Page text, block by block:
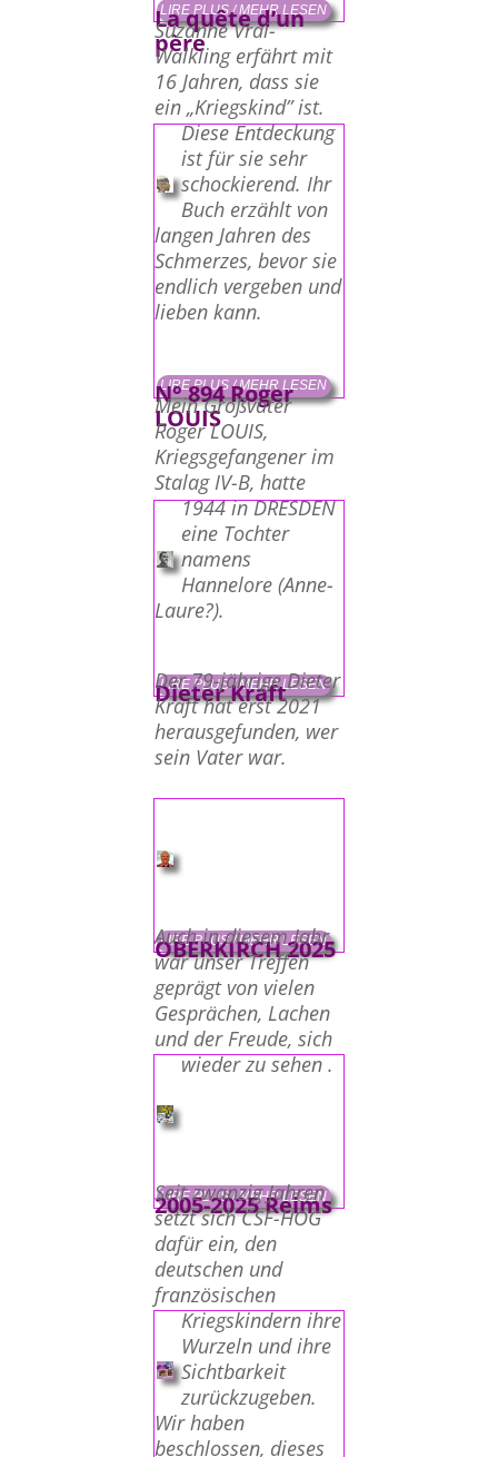
LIRE PLUS / MEHR LESEN
La quête d’un
père
Suzanne Vrai-
Walkling erfährt mit
16 Jahren, dass sie
ein „Kriegskind” ist.
Diese Entdeckung
ist für sie sehr
schockierend. Ihr
Buch erzählt von
langen Jahren des
Schmerzes, bevor sie
endlich vergeben und
lieben kann.
LIRE PLUS / MEHR LESEN
N° 894 Roger
LOUIS
Mein Großvater
Roger LOUIS,
Kriegsgefangener im
Stalag IV-B, hatte
1944 in DRESDEN
eine Tochter
namens
Hannelore (Anne-
Laure?).
LIRE PLUS / MEHR LESEN
Dieter Kraft
Der 79-jährige Dieter
Kraft hat erst 2021
herausgefunden, wer
sein Vater war.
LIRE PLUS / MEHR LESEN
OBERKIRCH 2025
Auch in diesem Jahr
war unser Treffen
geprägt von vielen
Gesprächen, Lachen
und der Freude, sich
wieder zu sehen .
LIRE PLUS / MEHR LESEN
2005-2025 Reims
Seit zwanzig Jahren
setzt sich CSF-HOG
dafür ein, den
deutschen und
französischen
Kriegskindern ihre
Wurzeln und ihre
Sichtbarkeit
zurückzugeben.
Wir haben
beschlossen, dieses